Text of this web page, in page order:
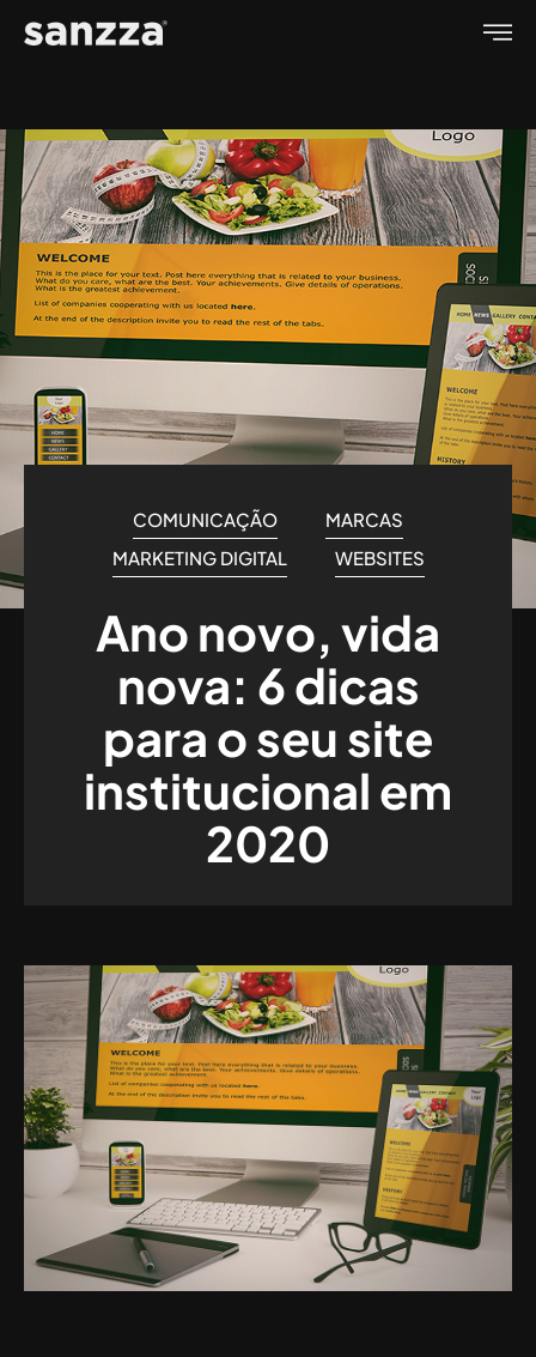
COMUNICAÇÃO
MARCAS
MARKETING DIGITAL
WEBSITES
Ano novo, vida
nova: 6 dicas
para o seu site
institucional em
2020